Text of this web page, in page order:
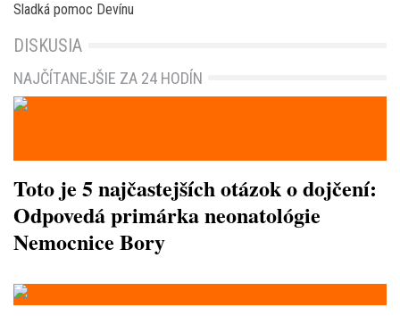
Sladká pomoc Devínu
DISKUSIA
NAJČÍTANEJŠIE ZA 24 HODÍN
Toto je 5 najčastejších otázok o dojčení:
Odpovedá primárka neonatológie
Nemocnice Bory